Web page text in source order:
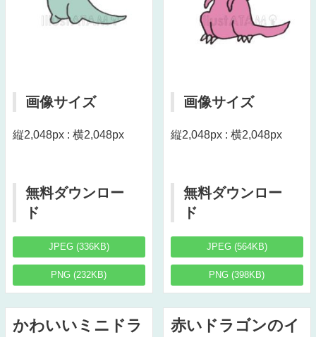
画像サイズ
縦2,048px : 横2,048px
無料ダウンロー
ド
JPEG (336KB)
PNG (232KB)
画像サイズ
縦2,048px : 横2,048px
無料ダウンロー
ド
JPEG (564KB)
PNG (398KB)
かわいいミニドラ
赤いドラゴンのイ